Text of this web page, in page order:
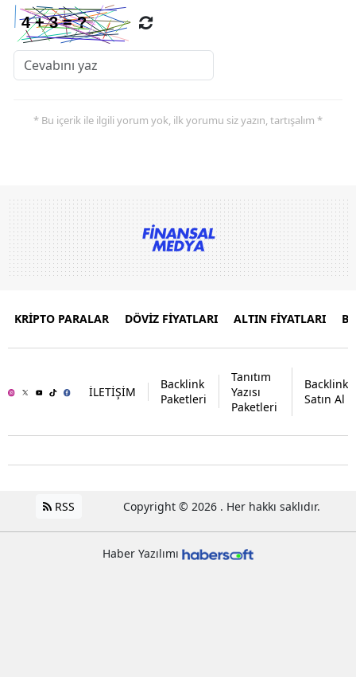
* Bu içerik ile ilgili yorum yok, ilk yorumu siz yazın, tartışalım *
KRİPTO PARALAR DÖVİZ FİYATLARI ALTIN FİYATLARI
İLETİŞİM
Backlink
Paketleri
Tanıtım
Yazısı
Paketleri
Backlink
Satın Al
RSS Copyright © 2026 . Her hakkı saklıdır.
Haber Yazılımı